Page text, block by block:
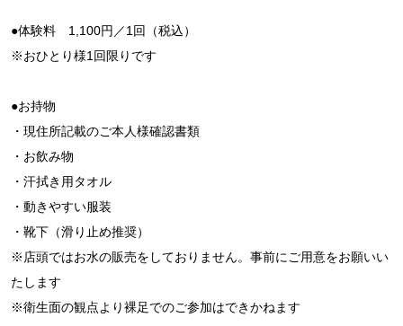
●体験料 1,100円／1回（税込）
※おひとり様1回限りです
●お持物
・現住所記載のご本人様確認書類
・お飲み物
・汗拭き用タオル
・動きやすい服装
・靴下（滑り止め推奨）
※店頭ではお水の販売をしておりません。事前にご用意をお願いい
たします
※衛生面の観点より裸足でのご参加はできかねます